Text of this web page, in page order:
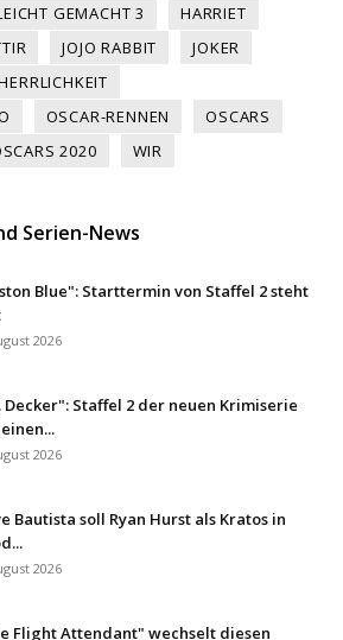
GEMACHT 3
HARRIET
JOJO RABBIT
JOKER
OSCAR-RENNEN
OSCARS
2020 WIR
Serien-News
Blue": Starttermin von Staffel 2 steht
2026
Decker": Staffel 2 der neuen Krimiserie
2026
Bautista soll Ryan Hurst als Kratos in
2026
Flight Attendant" wechselt diesen